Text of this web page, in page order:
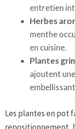
entretien
Herbes
menthe
en cuisine.
Plantes
ajoutent
Les plantes en pot
repositionnement,